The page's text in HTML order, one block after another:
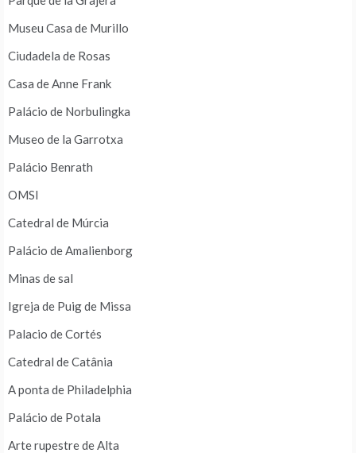
Museu Casa de Murillo
Ciudadela de Rosas
Casa de Anne Frank
Palácio de Norbulingka
Museo de la Garrotxa
Palácio Benrath
OMSI
Catedral de Múrcia
Palácio de Amalienborg
Minas de sal
Igreja de Puig de Missa
Palacio de Cortés
Catedral de Catânia
A ponta de Philadelphia
Palácio de Potala
Arte rupestre de Alta